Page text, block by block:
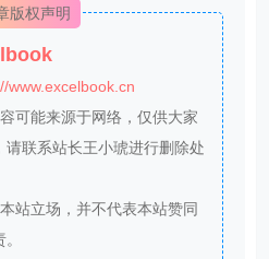
版权声明
www.excelbook.cn
可能来源于网络，仅供大家
联系站长王小琥进行删除处
站立场，并不代表本站赞同